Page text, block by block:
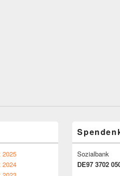
2025
2024
Sozialbank
DE97 3702